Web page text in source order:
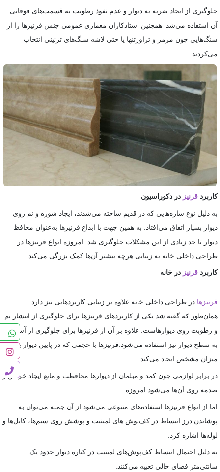
جلوگیری از ایجاد ضربه به دیوار و عدم نفوذ رطوبت به قسمت‌های فوقانی
آن استفاده می‌شد. همچنین استادکاران معماری عمومی جنس قرنیزها را از
سنگ‌هایی چون مرمر و تراورتن­ها یا حتی لاشه ‌سنگ‌های تزئینی انتخاب
می‌کردند.
کاربرد قرنیز در دکوراسیون
به دلیل نوع سازه‌هایی که در قدیم ساخته می‌شدند، ایجاد شوره و نم روی
دیوار بسیار اتفاق می‌افتاد. به همین جهت با ابداع قرنیزها به‌عنوان محافظ
دیوار تا حد زیادی از این مشکلات جلوگیری شد. امروزه انواع قرنیزها در
طراحی داخلی خانه به زیبایی هرچه بیشتر آن‌ها کمک بزرگی می‌کند
کاربرد قرنیز در خانه
قرنیزها در طراحی داخلی خانه علاوه بر زیبایی کاربردهایی نیز دارد.
همان‌طور که گفته شد یکی از کاربردهای قرنیزها برای جلوگیری از انتشار نم
و رطوبت روی دیوارهاست. علاوه بر آن از قرنیزها برای جلوگیری از آسیب
به سطح دیوار نیز استفاده می‌شود.قرنیزها با حجمی که در پایین دیوار به
میزان مشخص ایجاد می‌کند
در برابر لوازمی چون کمد و مبلمان از دیوارها محافظت و مانع ایجاد خراش و
صدمه روی آن‌ها می‌شود.امروزه
اما از انواع قرنیزها استفاده‌های متنوعی می‌شود از آن جمله می‌توان به
پوشاندن درز انبساط در کف‌پوش‌ های لمینیت و پوشش روی سیم‌ها، کابل‌ها و
لوله‌ها اشاره کرد
به دلیل احتمال انبساط کف‌پوش‌های لمینیت در کناره دیوار حدود یک
سانتی‌متر فضای خالی تعبیه می‌کنند